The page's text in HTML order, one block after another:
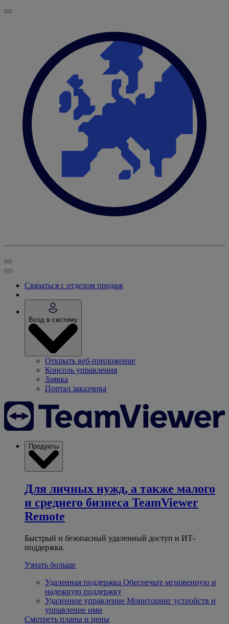
Связаться с отделом продаж
Вход в систему
Открыть веб-приложение
Консоль управления
Заявка
Портал заказчика
Продукты
Для личных нужд, а также малого
и среднего бизнеса TeamViewer
Remote
Быстрый и безопасный удаленный доступ и ИТ-
поддержка.
Узнать больше
Удаленная поддержка Обеспечьте мгновенную и
надежную поддержку
Удаленное управление Мониторинг устройств и
управление ими
Смотреть планы и цены